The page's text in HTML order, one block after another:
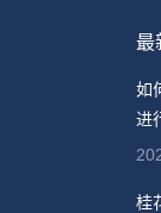
最
如
进
桂